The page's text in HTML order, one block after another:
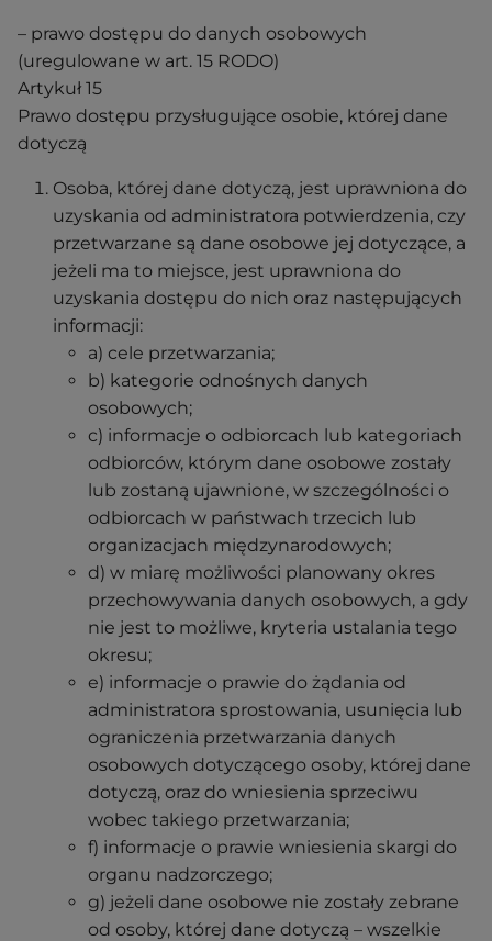
– prawo dostępu do danych osobowych
(uregulowane w art. 15 RODO)
Artykuł 15
Prawo dostępu przysługujące osobie, której dane
dotyczą
Osoba, której dane dotyczą, jest uprawniona do
uzyskania od administratora potwierdzenia, czy
przetwarzane są dane osobowe jej dotyczące, a
jeżeli ma to miejsce, jest uprawniona do
uzyskania dostępu do nich oraz następujących
informacji:
a) cele przetwarzania;
b) kategorie odnośnych danych
osobowych;
c) informacje o odbiorcach lub kategoriach
odbiorców, którym dane osobowe zostały
lub zostaną ujawnione, w szczególności o
odbiorcach w państwach trzecich lub
organizacjach międzynarodowych;
d) w miarę możliwości planowany okres
przechowywania danych osobowych, a gdy
nie jest to możliwe, kryteria ustalania tego
okresu;
e) informacje o prawie do żądania od
administratora sprostowania, usunięcia lub
ograniczenia przetwarzania danych
osobowych dotyczącego osoby, której dane
dotyczą, oraz do wniesienia sprzeciwu
wobec takiego przetwarzania;
f) informacje o prawie wniesienia skargi do
organu nadzorczego;
g) jeżeli dane osobowe nie zostały zebrane
od osoby, której dane dotyczą – wszelkie